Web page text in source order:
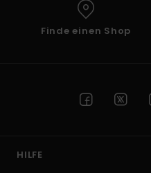
Finde einen Shop
HILFE